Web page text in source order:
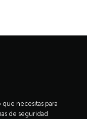
necesitas para
de seguridad